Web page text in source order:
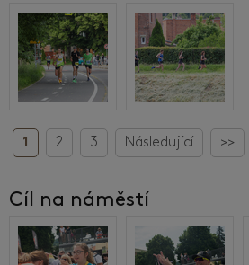
1 2 3 Následující >>
Cíl na náměstí